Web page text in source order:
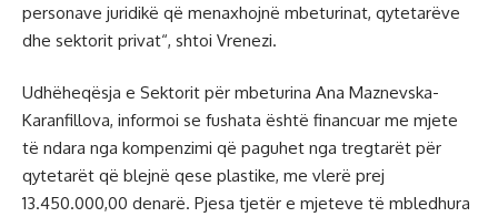
personave juridikë që menaxhojnë mbeturinat, qytetarëve
dhe sektorit privat“, shtoi Vrenezi.
Udhëheqësja e Sektorit për mbeturina Ana Maznevska-
Karanfillova, informoi se fushata është financuar me mjete
të ndara nga kompenzimi që paguhet nga tregtarët për
qytetarët që blejnë qese plastike, me vlerë prej
13.450.000,00 denarë. Pjesa tjetër e mjeteve të mbledhura